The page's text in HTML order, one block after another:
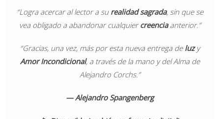
“Logra acercar al lector a su realidad sagrada, sin que se
vea obligado a abandonar cualquiercreenciaanterior.”
“Gracias, una vez, más por esta nueva entrega de luzy
Amor Incondicional, a través de la mano y del Alma de
Alejandro Corchs.”
— Alejandro Spangenberg